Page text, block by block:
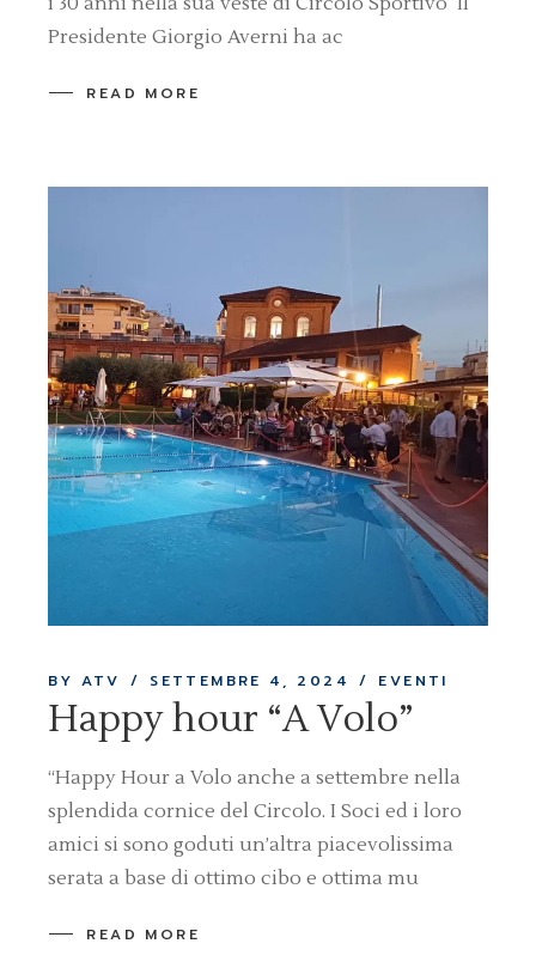
Presidente Giorgio Averni ha ac
READ MORE
BY ATV SETTEMBRE 4, 2024 EVENTI
Happy hour “A Volo”
“Happy Hour a Volo anche a settembre nella
splendida cornice del Circolo. I Soci ed i loro
amici si sono goduti un’altra piacevolissima
serata a base di ottimo cibo e ottima mu
READ MORE